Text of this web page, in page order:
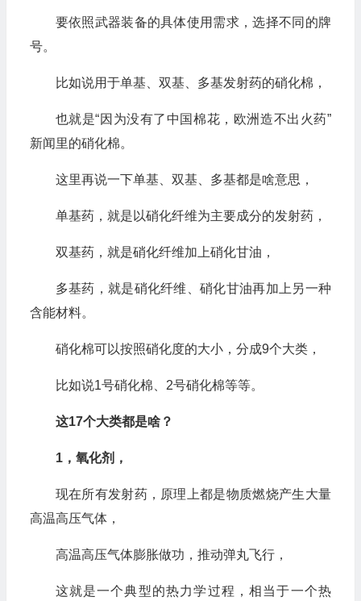
要依照武器装备的具体使用需求，选择不同的牌
号。
比如说用于单基、双基、多基发射药的硝化棉，
也就是“因为没有了中国棉花，欧洲造不出火药”
新闻里的硝化棉。
这里再说一下单基、双基、多基都是啥意思，
单基药，就是以硝化纤维为主要成分的发射药，
双基药，就是硝化纤维加上硝化甘油，
多基药，就是硝化纤维、硝化甘油再加上另一种
含能材料。
硝化棉可以按照硝化度的大小，分成9个大类，
比如说1号硝化棉、2号硝化棉等等。
这17个大类都是啥？
1，氧化剂，
现在所有发射药，原理上都是物质燃烧产生大量
高温高压气体，
高温高压气体膨胀做功，推动弹丸飞行，
这就是一个典型的热力学过程，相当于一个热